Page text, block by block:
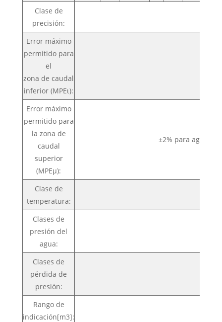
Clase de
precisión:
Error máximo
permitido para
el
zona de caudal
inferior (MPEι):
Error máximo
permitido para
la zona de
caudal
superior
(MPEμ):
±2% para agua
Clase de
temperatura:
Clases de
presión del
agua:
Clases de
pérdida de
presión:
Rango de
indicación[m3]: